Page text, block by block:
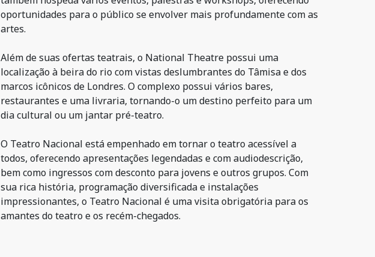
oportunidades para o público se envolver mais profundamente com as
artes.
Além de suas ofertas teatrais, o National Theatre possui uma
localização à beira do rio com vistas deslumbrantes do Tâmisa e dos
marcos icônicos de Londres. O complexo possui vários bares,
restaurantes e uma livraria, tornando-o um destino perfeito para um
dia cultural ou um jantar pré-teatro.
O Teatro Nacional está empenhado em tornar o teatro acessível a
todos, oferecendo apresentações legendadas e com audiodescrição,
bem como ingressos com desconto para jovens e outros grupos. Com
sua rica história, programação diversificada e instalações
impressionantes, o Teatro Nacional é uma visita obrigatória para os
amantes do teatro e os recém-chegados.